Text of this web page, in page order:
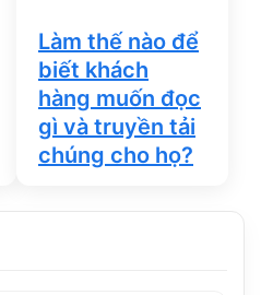
Làm thế nào để
biết khách
hàng muốn đọc
gì và truyền tải
chúng cho họ?